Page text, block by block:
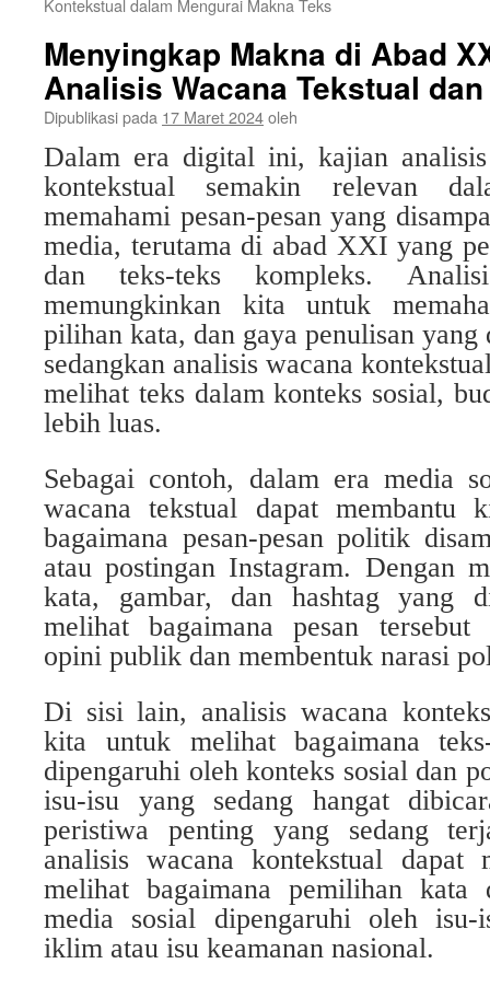
Kontekstual dalam Mengurai Makna Teks
Menyingkap Makna di Abad
Analisis Wacana Tekstual
Dipublikasi pada 17 Maret 2024oleh
Dalam era digital ini, kajian
kontekstual semakin relevan
memahami pesan-pesan yang
media, terutama di abad XXI yang
dan teks-teks kompleks.
memungkinkan kita untuk
pilihan kata, dan gaya penulisan yang
sedangkan analisis wacana
melihat teks dalam konteks sosial,
lebih luas.
Sebagai contoh, dalam era media
wacana tekstual dapat membantu
bagaimana pesan-pesan politik
atau postingan Instagram. Dengan
kata, gambar, dan hashtag yang
melihat bagaimana pesan tersebut
opini publik dan membentuk narasi
Di sisi lain, analisis wacana
kita untuk melihat bagaimana
dipengaruhi oleh konteks sosial dan
isu-isu yang sedang hangat
peristiwa penting yang sedang
analisis wacana kontekstual dapat
melihat bagaimana pemilihan
media sosial dipengaruhi oleh isu-
iklim atau isu keamanan nasional.